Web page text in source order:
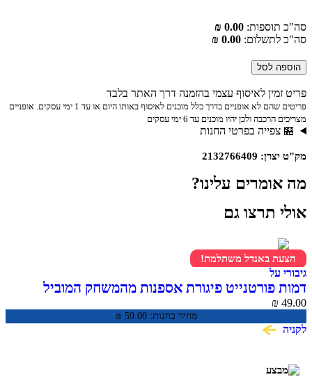
0.00 ₪
0.00 ₪
לסל
לאיסוף עצמי בהזמנה דרך האתר בלבד
פריטים שהם לא אופניים בדרך כלל מוכנים לאיסוף באותו היום או עד 1 ימי עסקים. אופניים
ולכן יהיו מוכנים עד 6 ימי עסקים
בפרטי החנות
עלינו?
גם
באנדל משתלמת!
פיגורת אספנות מהמשחק המוביל
Frozen Fishstick
מחיר בחנות: ₪59.00